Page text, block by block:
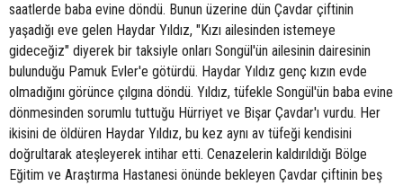
saatlerde baba evine döndü. Bunun üzerine dün Çavdar çiftinin
yaşadığı eve gelen Haydar Yıldız, "Kızı ailesinden istemeye
gideceğiz" diyerek bir taksiyle onları Songül'ün ailesinin dairesinin
bulunduğu Pamuk Evler'e götürdü. Haydar Yıldız genç kızın evde
olmadığını görünce çılgına döndü. Yıldız, tüfekle Songül'ün baba evine
dönmesinden sorumlu tuttuğu Hürriyet ve Bişar Çavdar'ı vurdu. Her
ikisini de öldüren Haydar Yıldız, bu kez aynı av tüfeği kendisini
doğrultarak ateşleyerek intihar etti. Cenazelerin kaldırıldığı Bölge
Eğitim ve Araştırma Hastanesi önünde bekleyen Çavdar çiftinin beş